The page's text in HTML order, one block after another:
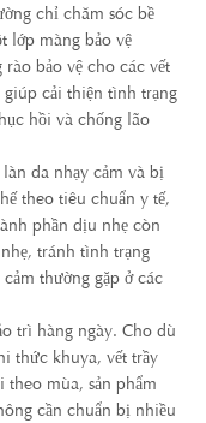
chỉ chăm sóc bề
lớp màng bảo vệ
bảo vệ cho các vết
cải thiện tình trạng
hồi và chống lão
da nhạy cảm và bị
theo tiêu chuẩn y tế,
phần dịu nhẹ còn
tránh tình trạng
thường gặp ở các
trì hàng ngày. Cho dù
thức khuya, vết trầy
mùa, sản phẩm
cần chuẩn bị nhiều